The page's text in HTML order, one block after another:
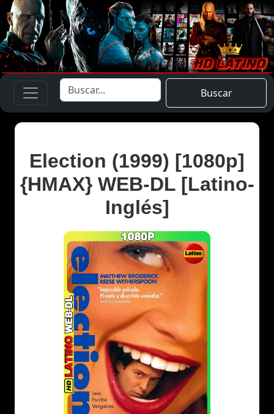
Buscar
Election (1999) [1080p]
{HMAX} WEB-DL [Latino-
Inglés]